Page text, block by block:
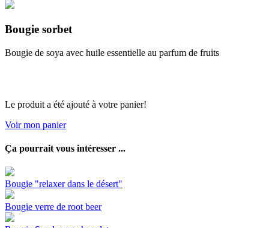
Bougie sorbet
Bougie de soya avec huile essentielle au parfum de fruits
Le produit a été ajouté à votre panier!
Voir mon panier
Ça pourrait vous intéresser ...
Bougie "relaxer dans le désert"
Bougie verre de root beer